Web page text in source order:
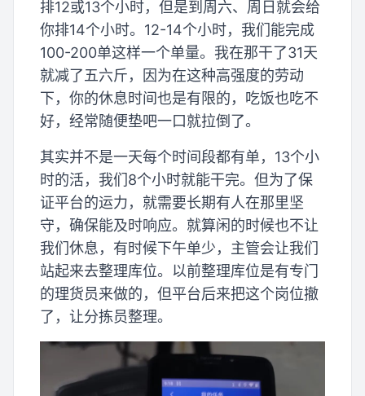
排12或13个小时，但是到周六、周日就会给
你排14个小时。12-14个小时，我们能完成
100-200单这样一个单量。我在那干了31天
就减了五六斤，因为在这种高强度的劳动
下，你的休息时间也是有限的，吃饭也吃不
好，经常随便垫吧一口就拉倒了。
其实并不是一天每个时间段都有单，13个小
时的活，我们8个小时就能干完。但为了保
证平台的运力，就需要长期有人在那里坚
守，确保能及时响应。就算闲的时候也不让
我们休息，有时候下午单少，主管会让我们
站起来去整理库位。以前整理库位是有专门
的理货员来做的，但平台后来把这个岗位撤
了，让分拣员整理。